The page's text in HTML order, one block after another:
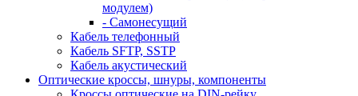
модулем)
- Самонесущий
Кабель телефонный
Кабель SFTP, SSTP
Кабель акустический
Оптические кроссы, шнуры, компоненты